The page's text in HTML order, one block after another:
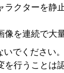
ラクターを
像を連続で
いでください
行うことは